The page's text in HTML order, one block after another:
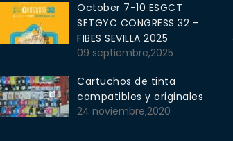
October 7-10 ESGCT
SETGYC CONGRESS 32 –
FIBES SEVILLA 2025
09 septiembre,2025
Cartuchos de tinta
compatibles y originales
24 noviembre,2020